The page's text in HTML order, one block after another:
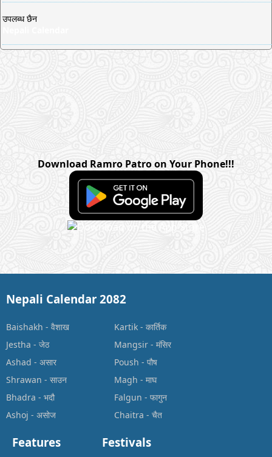
उपलब्ध छैन
Download Ramro Patro on Your Phone!!!
Nepali Calendar 2082
Baishakh - वैशाख
Jestha - जेठ
Ashad - असार
Shrawan - साउन
Bhadra - भदौ
Ashoj - असोज
Kartik- कार्तिक
Mangsir- मंसिर
Poush - पौष
Magh - माघ
Falgun - फागुन
Chaitra - चैत
Features Festivals